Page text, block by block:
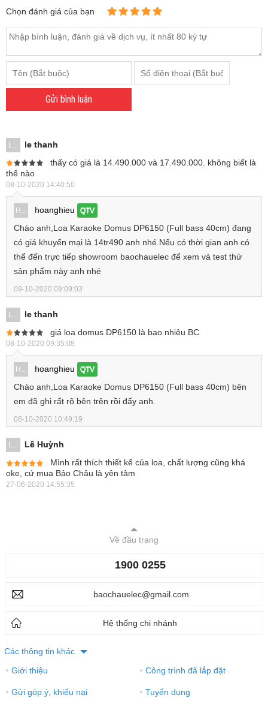
Chọn đánh giá của bạn
Gửi bình luận
L...
le thanh
thấy có giá là 14.490.000 và 17.490.000. không biết là
thế nào
08-10-2020 14:40:50
H... hoanghieu QTV
Chào anh,Loa Karaoke Domus DP6150 (Full bass 40cm) đang
có giá khuyến mại là 14tr490 anh nhé.Nếu có thời gian anh có
thể đến trực tiếp showroom baochauelec để xem và test thử
sản phẩm này anh nhé
09-10-2020 09:09:03
L...
le thanh
giá loa domus DP6150 là bao nhiêu BC
08-10-2020 09:35:08
H... hoanghieu QTV
Chào anh,Loa Karaoke Domus DP6150 (Full bass 40cm) bên
em đã ghi rất rõ bên trên rồi đấy anh.
08-10-2020 10:49:19
L...
Lê Huỳnh
Mình rất thích thiết kế của loa, chất lượng cũng khá
oke, cứ mua Bảo Châu là yên tâm
27-06-2020 14:55:35
Về đầu trang
1900 0255
baochauelec@gmail.com
Hệ thống chi nhánh
Các thông tin khác
● Giới thiệu ● Công trình đã lắp đặt
● Gửi góp ý, khiếu nại ● Tuyển dụng